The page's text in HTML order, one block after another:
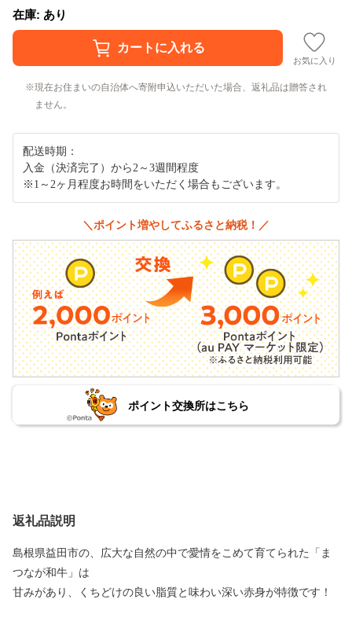
在庫: あり
お気に入り
現在お住まいの自治体へ寄附申込いただいた場合、返礼品は贈答され
ません。
配送時期：
入金（決済完了）から2～3週間程度
※1～2ヶ月程度お時間をいただく場合もございます。
＼ポイント増やしてふるさと納税！／
ポイント交換所はこちら
返礼品説明
島根県益田市の、広大な自然の中で愛情をこめて育てられた「ま
つなが和牛」は
甘みがあり、くちどけの良い脂質と味わい深い赤身が特徴です！